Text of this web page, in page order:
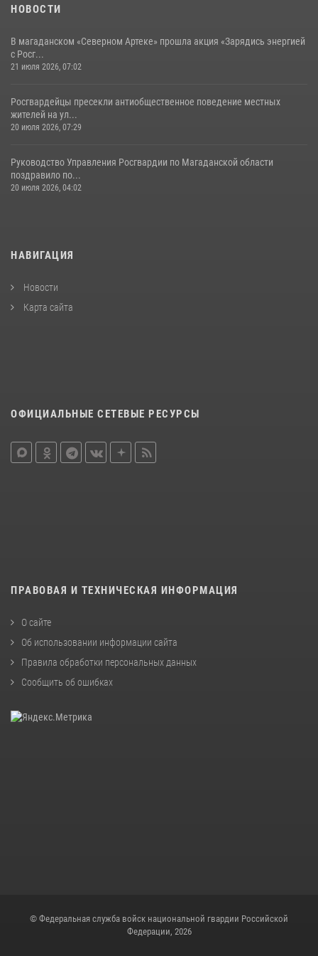
НОВОСТИ
В магаданском «Северном Артеке» прошла акция «Зарядись энергией
с Росг...
21 июля 2026, 07:02
Росгвардейцы пресекли антиобщественное поведение местных
жителей на ул...
20 июля 2026, 07:29
Руководство Управления Росгвардии по Магаданской области
поздравило по...
20 июля 2026, 04:02
НАВИГАЦИЯ
Новости
Карта сайта
ОФИЦИАЛЬНЫЕ СЕТЕВЫЕ РЕСУРСЫ
ПРАВОВАЯ И ТЕХНИЧЕСКАЯ ИНФОРМАЦИЯ
О сайте
Об использовании информации сайта
Правила обработки персональных данных
Сообщить об ошибках
© Федеральная служба войск национальной гвардии Российской
Федерации, 2026